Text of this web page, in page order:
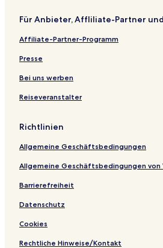
Für Anbieter, Affliliate-Partner
Affiliate-Partner-Programm
Presse
Bei uns werben
Reiseveranstalter
Richtlinien
Allgemeine Geschäftsbedingungen
Allgemeine Geschäftsbedingungen von
Barrierefreiheit
Datenschutz
Cookies
Rechtliche Hinweise/Kontakt